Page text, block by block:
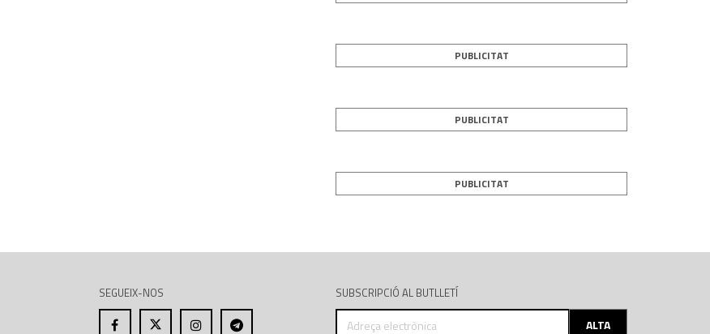
PUBLICITAT
PUBLICITAT
PUBLICITAT
SEGUEIX-NOS SUBSCRIPCIÓ AL BUTLLETÍ
Adreça
ALTA